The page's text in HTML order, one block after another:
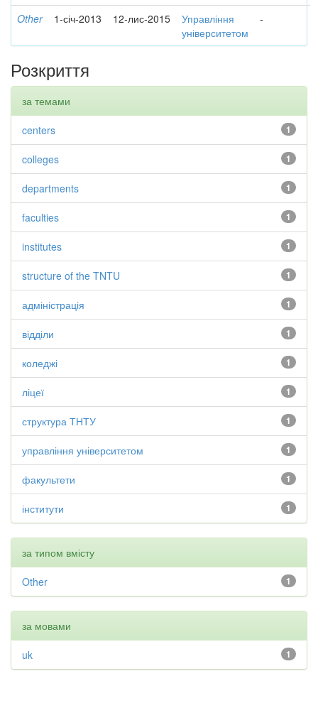
Other 1-січ-2013 12-лис-2015
Управління
університетом
-
Розкриття
за темами
1
centers
1
colleges
1
departments
1
faculties
1
institutes
1
structure of the TNTU
1
адміністрація
1
відділи
1
коледжі
1
ліцеї
1
структура ТНТУ
1
управління університетом
1
факультети
1
інститути
за типом вмісту
1
Other
за мовами
1
uk